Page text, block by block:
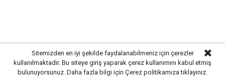
Sitemizden en iyi şekilde faydalanabilmeniz için çerezler
kullanılmaktadır. Bu siteye giriş yaparak çerez kullanımını kabul etmiş
bulunuyorsunuz. Daha fazla bilgi için Çerez politikamıza tıklayınız.